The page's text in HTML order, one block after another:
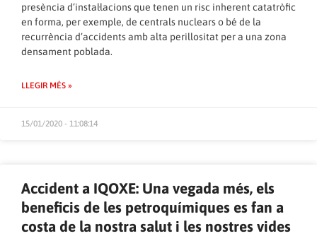
presència d’instal·lacions que tenen un risc inherent catatròfic
en forma, per exemple, de centrals nuclears o bé de la
recurrència d’accidents amb alta perillositat per a una zona
densament poblada.
LLEGIR MÉS »
15/01/2020 - 11:08:14
Accident a IQOXE: Una vegada més, els
beneficis de les petroquímiques es fan a
costa de la nostra salut i les nostres vides